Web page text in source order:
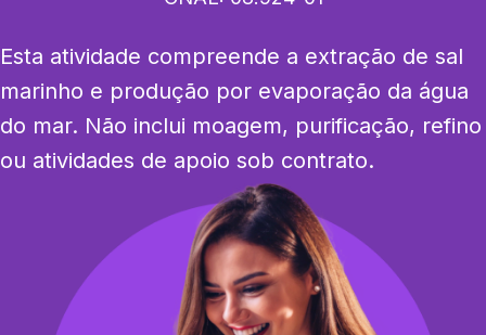
Esta atividade compreende a extração de sal
marinho e produção por evaporação da água
do mar. Não inclui moagem, purificação, refino
ou atividades de apoio sob contrato.